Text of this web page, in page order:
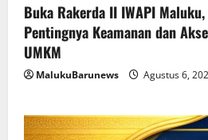
Buka Rakerda II IWAPI Maluku,
Pentingnya Keamanan dan
UMKM
MalukuBarunews Agustus 6,